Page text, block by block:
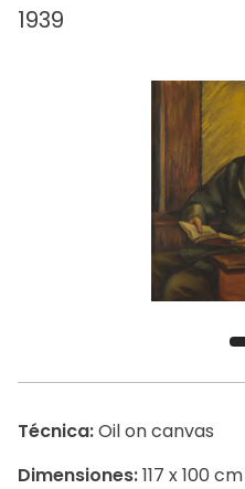
1939
Técnica:Oil on canvas
Dimensiones:117 x 100 cm